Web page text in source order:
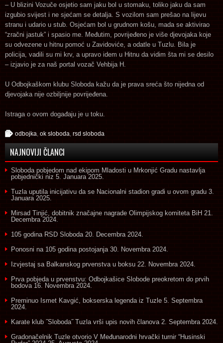
– U blizini Vozuče osjetio sam jaku bol u stomaku, toliko jaku da sam
izgubio svijest i ne sjećam se detalja. S vozilom sam prešao na lijevu
stranu i udario u stub. Osjećam bol u grudnom košu, mada se aktivirao
“zračni jastuk” i spasio me. Međutim, povrijeđeno je više djevojaka koje
su odvezene u hitnu pomoć u Zavidoviće, a odatle u Tuzlu. Bila je
policija, vadili su mi krv, a upravo idem u Hitnu da vidim šta mi se desilo
– izjavio je za naš portal vozač Vehbija H.
U Odbojkaškom klubu Sloboda kažu da je prava sreća što nijedna od
djevojaka nije ozbiljnije povrijeđena.
Istraga o ovom događaju je u toku.
odbojka ok sloboda rsd sloboda
NAJNOVIJI ČLANCI
Sloboda pobjedom nad ekipom Mladosti u Mrkonjić Gradu nastavlja
pobjednički niz 5. Januara 2025.
Tuzla uputila inicijativu da se Nacionalni stadion gradi u ovom gradu 3.
Januara 2025.
Mirsad Tinjić, dobitnik značajne nagrade Olimpijskog komiteta BiH 21.
Decembra 2024.
105 godina RSD Sloboda 20. Decembra 2024.
Ponosni na 105 godina postojanja 30. Novembra 2024.
Izvjestaj sa Balkanskog prvenstva u boksu 22. Novembra 2024.
Prva pobjeda u prvenstvu: Odbojkašice Slobode preokretom do prvih
bodova 16. Novembra 2024.
Preminuo Ismet Kavgić, bokserska legenda iz Tuzle 5. Septembra
2024.
Karate klub ˝Sloboda˝ Tuzla vrši upis novih članova 2. Septembra 2024.
Gradonačelnik Tuzle otvorio V Međunarodni hrvački turnir “Husinski